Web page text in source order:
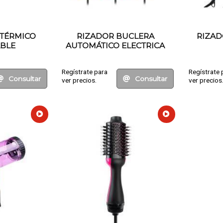
Consultar
RIZADOR BUCLERA
AUTOMÁTICO ELECTRICA
Regístrate para
ver precios.
Consultar
Regístrate
ver precios.